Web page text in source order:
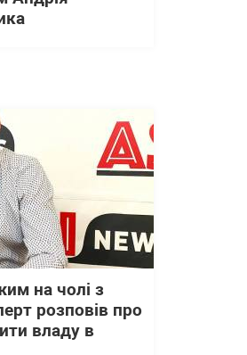
на чолі з
розповів про
владу в